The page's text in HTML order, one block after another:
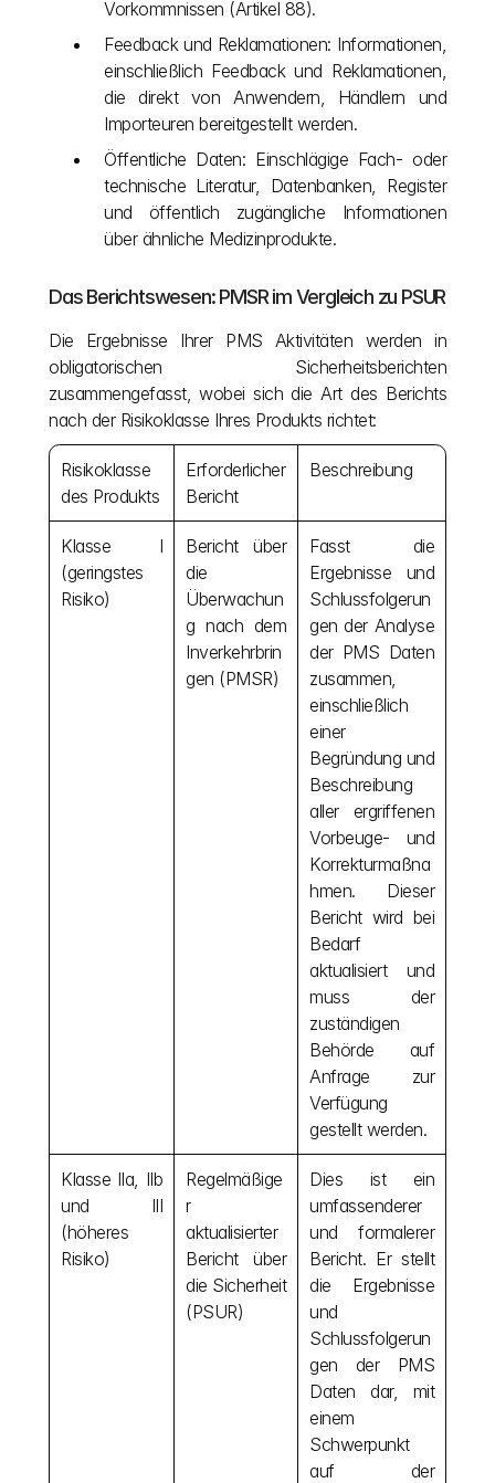
Vorkommnissen (Artikel 88).
Feedback und Reklamationen: Informationen,
einschließlich Feedback und Reklamationen,
die direkt von Anwendern, Händlern und
Importeuren bereitgestellt werden.
Öffentliche Daten: Einschlägige Fach- oder
technische Literatur, Datenbanken, Register
und öffentlich zugängliche Informationen
über ähnliche Medizinprodukte.
Das Berichtswesen: PMSR im Vergleich zu PSUR
Die Ergebnisse Ihrer PMS Aktivitäten werden in
obligatorischen Sicherheitsberichten
zusammengefasst, wobei sich die Art des Berichts
nach der Risikoklasse Ihres Produkts richtet:
Risikoklasse
des Produkts
Erforderlicher
Bericht
Beschreibung
Klasse I
(geringstes
Risiko)
Bericht über
die
Überwachun
g nach dem
Inverkehrbrin
gen (PMSR)
Fasst die
Ergebnisse und
Schlussfolgerun
gen der Analyse
der PMS Daten
zusammen,
einschließlich
einer
Begründung und
Beschreibung
aller ergriffenen
Vorbeuge- und
Korrekturmaßna
hmen. Dieser
Bericht wird bei
Bedarf
aktualisiert und
muss der
zuständigen
Behörde auf
Anfrage zur
Verfügung
gestellt werden.
Klasse IIa, IIb
und III
(höheres
Risiko)
Regelmäßige
r
aktualisierter
Bericht über
die Sicherheit
(PSUR)
Dies ist ein
umfassenderer
und formalerer
Bericht. Er stellt
die Ergebnisse
und
Schlussfolgerun
gen der PMS
Daten dar, mit
einem
Schwerpunkt
auf der